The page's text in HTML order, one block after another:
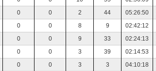
0 0 2 44 05:26:50
0 0 8 9 02:42:12
0 0 9 33 02:24:13
0 0 3 39 02:14:53
0 0 3 3 04:10:18